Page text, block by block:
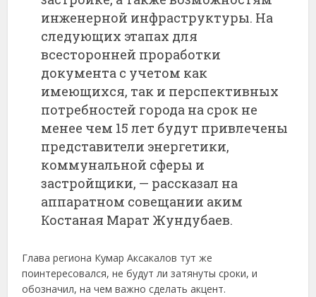
инженерной инфраструктуры. На
следующих этапах для
всесторонней проработки
документа с учетом как
имеющихся, так и перспективных
потребностей города на срок не
менее чем 15 лет будут привлечены
представители энергетики,
коммунальной сферы и
застройщики, — рассказал на
аппаратном совещании аким
Костаная Марат Жундубаев.
Глава региона Кумар Аксакалов тут же
поинтересовался, не будут ли затянуты сроки, и
обозначил, на чем важно сделать акцент.